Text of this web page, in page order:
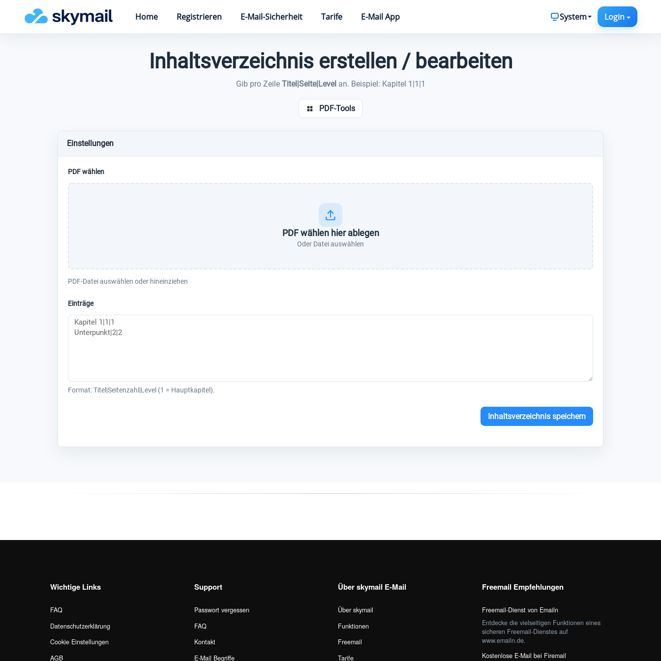
Home Registrieren E-Mail-Sicherheit Tarife E-Mail App System Login
Inhaltsverzeichnis erstellen / bearbeiten
Gib pro Zeile Titel|Seite|Level an. Beispiel: Kapitel 1|1|1
PDF-Tools
Einstellungen
PDF wählen
PDF wählen hier ablegen
Oder Datei auswählen
PDF-Datei auswählen oder hineinziehen
Einträge
Format: Titel|Seitenzahl|Level (1 = Hauptkapitel).
Inhaltsverzeichnis speichern
Wichtige Links
FAQ
Datenschutzerklärung
Cookie Einstellungen
AGB
Support
Passwort vergessen
FAQ
Kontakt
E-Mail Begriffe
Über skymail E-Mail
Über skymail
Funktionen
Freemail
Tarife
Freemail Empfehlungen
Freemail-Dienst von Emailn
Entdecke die vielseitigen Funktionen eines
sicheren Freemail-Dienstes auf
www.emailn.de.
Kostenlose E-Mail bei Firemail